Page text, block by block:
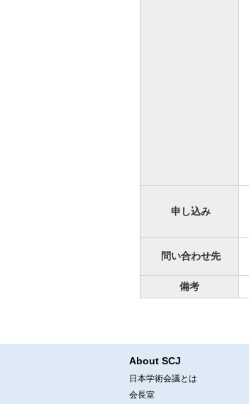
申し込み
問い合わせ先
備考
About SCJ
日本学術会議とは
会長室